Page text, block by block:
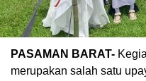
PASAMAN BARAT-
merupakan salah satu